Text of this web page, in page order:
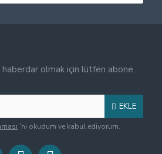
haberdar olmak için lütfen abone
EKLE
'ni okudum ve kabul ediyorum.